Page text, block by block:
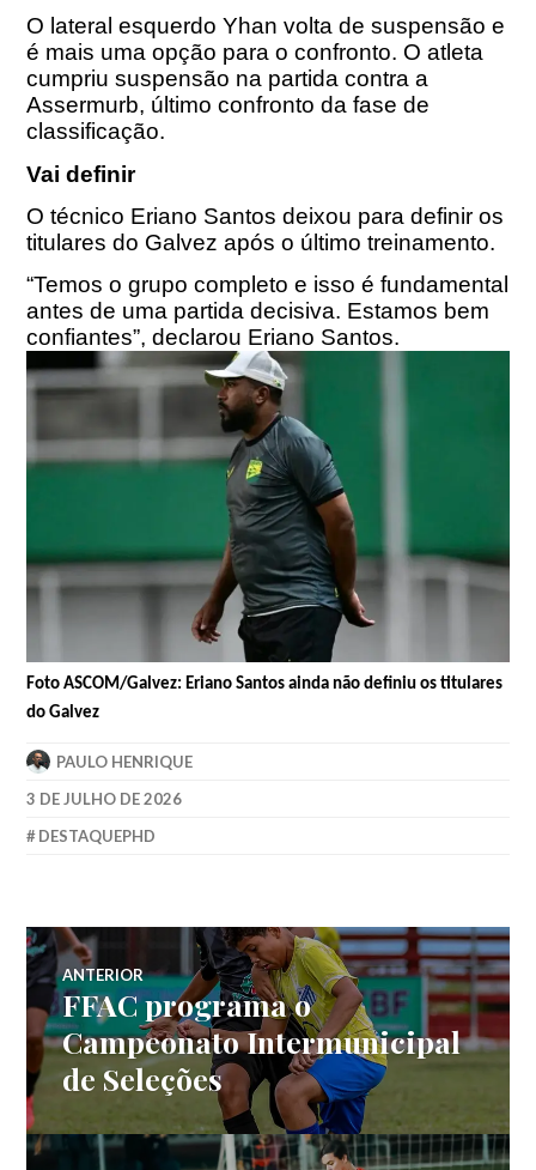
O lateral esquerdo Yhan volta de suspensão e
é mais uma opção para o confronto. O atleta
cumpriu suspensão na partida contra a
Assermurb, último confronto da fase de
classificação.
Vai definir
O técnico Eriano Santos deixou para definir os
titulares do Galvez após o último treinamento.
“Temos o grupo completo e isso é fundamental
antes de uma partida decisiva. Estamos bem
confiantes”, declarou Eriano Santos.
Foto ASCOM/Galvez: Eriano Santos ainda não definiu os titulares
do Galvez
PAULO HENRIQUE
3 DE JULHO DE 2026
DESTAQUEPHD
ANTERIOR
FFAC programa o
Campeonato Intermunicipal
de Seleções